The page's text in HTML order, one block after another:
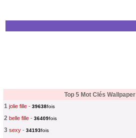
Top 5 Mot Clés Wallpaper
1 jolie fille - 39638fois
2 belle fille - 36409fois
3 sexy - 34193fois